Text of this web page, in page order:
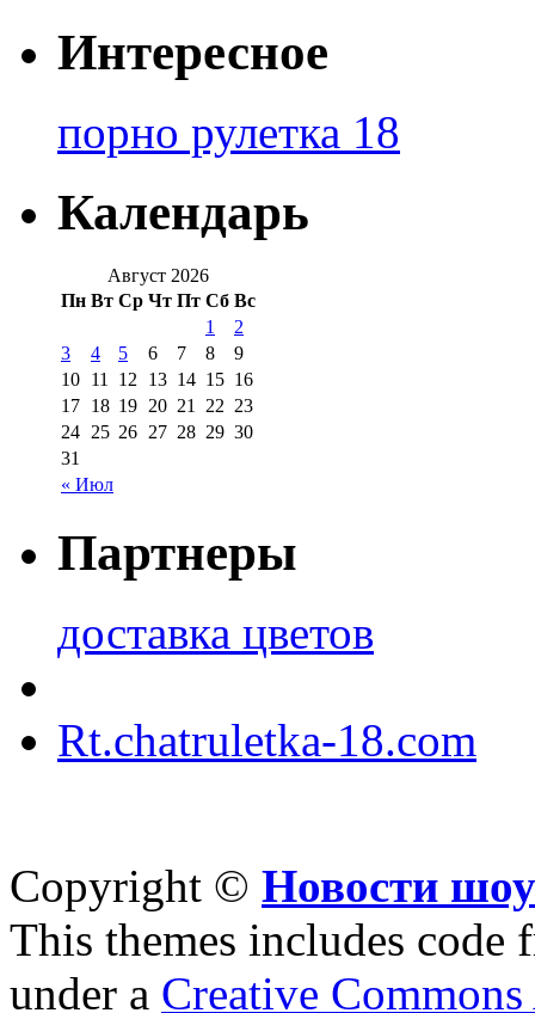
Интересное
порно рулетка 18
Календарь
Август 2026
Пн Вт Ср Чт Пт Сб Вс
« Июл
1
2
3
4 5 6 7 8
9
10 11 12 13 14 15 16
17 18 19 20 21 22 23
24 25 26 27 28 29 30
31
Партнеры
доставка цветов
Rt.chatruletka-18.com
Copyright © Новости
This themes includes code
under a Creative